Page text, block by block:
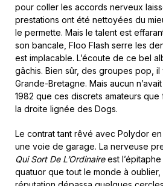
pour coller les accords nerveux
prestations ont été nettoyées du
le permette. Mais le talent est
son bancale, Floo Flash serre les
est implacable. L’écoute de ce bel
gâchis. Bien sûr, des groupes pop,
Grande-Bretagne. Mais aucun
1982 que ces discrets amateurs que
la droite lignée des Dogs.
Le contrat tant rêvé avec Polydor en
une voie de garage. La nerveuse
Qui Sort De L’Ordinaireest
quatuor que tout le monde à